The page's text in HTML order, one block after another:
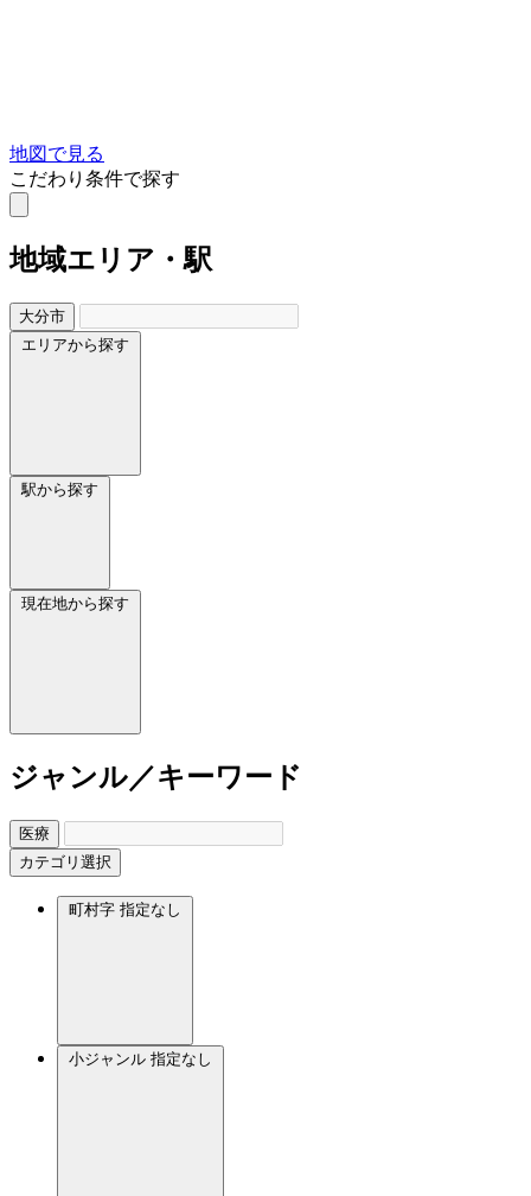
地図で見る
こだわり条件で探す
地域エリア・駅
大分市
エリアから探す
駅から探す
現在地から探す
ジャンル／キーワード
医療
カテゴリ選択
町村字 指定なし
小ジャンル 指定なし